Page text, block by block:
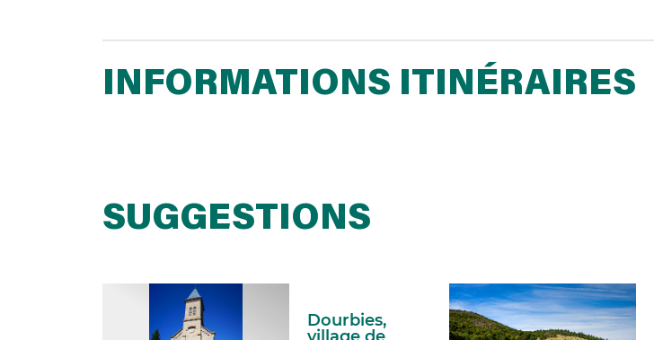
INFORMATIONS ITINÉRAIRES
SUGGESTIONS
Dourbies,